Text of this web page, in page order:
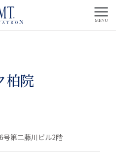
MENU
柏院
号第二藤川ビル2階